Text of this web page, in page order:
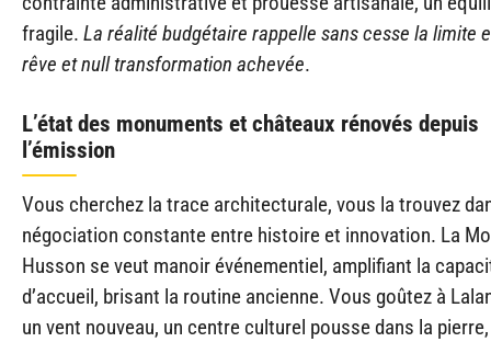
fragile. La réalité budgétaire rappelle sans cesse la limite
rêve et null transformation achevée.
L’état des monuments et châteaux rénovés depuis
l’émission
Vous cherchez la trace architecturale, vous la trouvez
négociation constante entre histoire et innovation. La
Husson se veut manoir événementiel, amplifiant la
d’accueil, brisant la routine ancienne. Vous goûtez à
un vent nouveau, un centre culturel pousse dans la pierre,